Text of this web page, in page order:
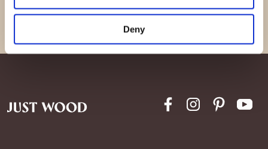
Deny
Kundeservice 9-22